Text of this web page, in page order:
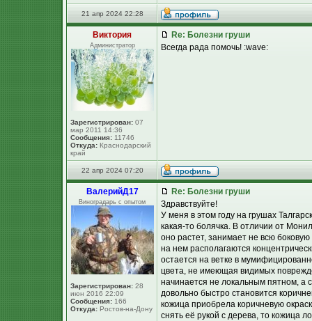
21 апр 2024 22:28
Виктория
Администратор
Зарегистрирован: 07
мар 2011 14:36
Сообщения: 11746
Откуда: Краснодарский
край
Re: Болезни груши
Всегда рада помочь! :wave:
22 апр 2024 07:20
ВалерийД17
Виноградарь с опытом
Зарегистрирован: 28
июн 2016 22:09
Сообщения: 166
Откуда: Ростов-на-Дону
Re: Болезни груши
Здравствуйте!
У меня в этом году на грушах
какая-то болячка. В отличии от
оно растет, занимает не всю
на нем располагаются
остается на ветке в
цвета, не имеющая видимых
начинается не локальным пятном, а
довольно быстро становится
кожица приобрела коричневую
снять её рукой с дерева, то кожица